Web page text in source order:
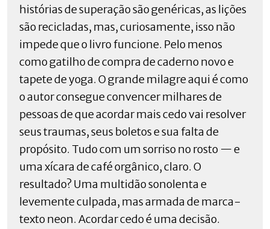
histórias de superação são genéricas, as lições
são recicladas, mas, curiosamente, isso não
impede que o livro funcione. Pelo menos
como gatilho de compra de caderno novo e
tapete de yoga. O grande milagre aqui é como
o autor consegue convencer milhares de
pessoas de que acordar mais cedo vai resolver
seus traumas, seus boletos e sua falta de
propósito. Tudo com um sorriso no rosto — e
uma xícara de café orgânico, claro. O
resultado? Uma multidão sonolenta e
levemente culpada, mas armada de marca-
texto neon. Acordar cedo é uma decisão.